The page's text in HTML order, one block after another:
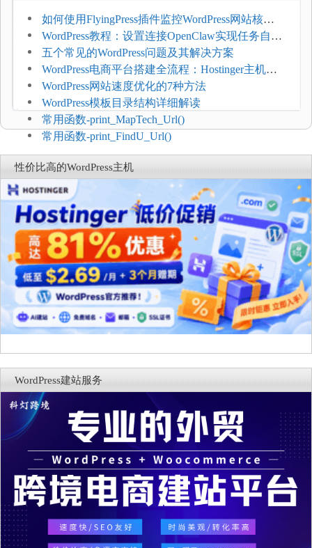
如何使用FlyingPress插件监控WordPress网站核心
网页指标（CWV）
WordPress教程：设置连接OpenClaw实现任务自动
化
五个常见的WordPress问题及其解决方案
WordPress电商平台搭建全流程：Hostinger主机一
键部署
WordPress网站速度优化的7种方法
WordPress模板目录结构详细解读
常用函数-print_MapTech_Url()
常用函数-print_FindU_Url()
性价比高的WordPress主机
WordPress建站服务